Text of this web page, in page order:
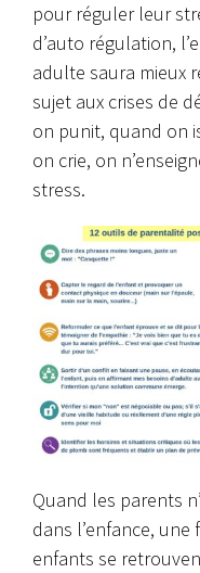
pour réguler leur
d’auto régulation,
adulte saura mieux
sujet aux crises de
on punit, quand on
on crie, on
stress.
Quand les parents
dans l’enfance,
enfants se